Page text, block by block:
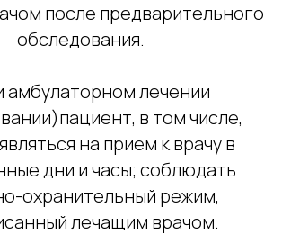
после предварительного
обследования.
амбулаторном лечении
в том числе,
на прием к врачу в
дни и часы; соблюдать
охранительный режим,
лечащим врачом.
Адрес и время работы
Москва,
ул. 1905 года, д. 15
Пн-сб 9:00–21:00, вс